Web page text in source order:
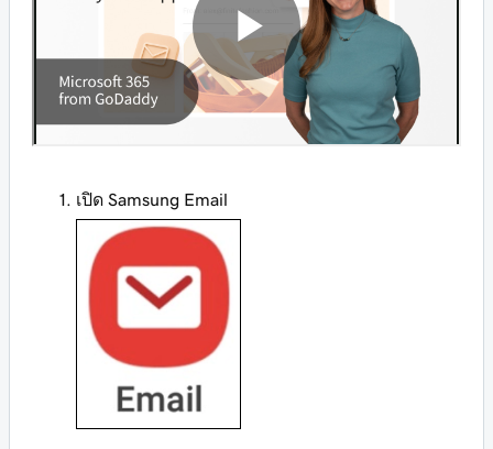
เปิด Samsung Email